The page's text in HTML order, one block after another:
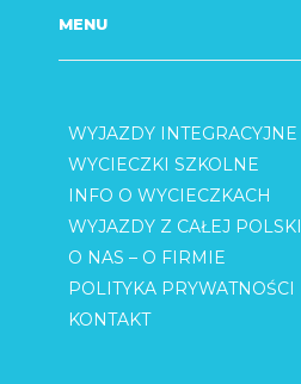
MENU
WYJAZDY INTEGRACYJNE
WYCIECZKI SZKOLNE
INFO O WYCIECZKACH
WYJAZDY Z CAŁEJ POLSKI
O NAS – O FIRMIE
POLITYKA PRYWATNOŚCI
KONTAKT